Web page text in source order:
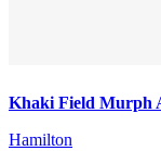
Khaki Field Murph
Hamilton